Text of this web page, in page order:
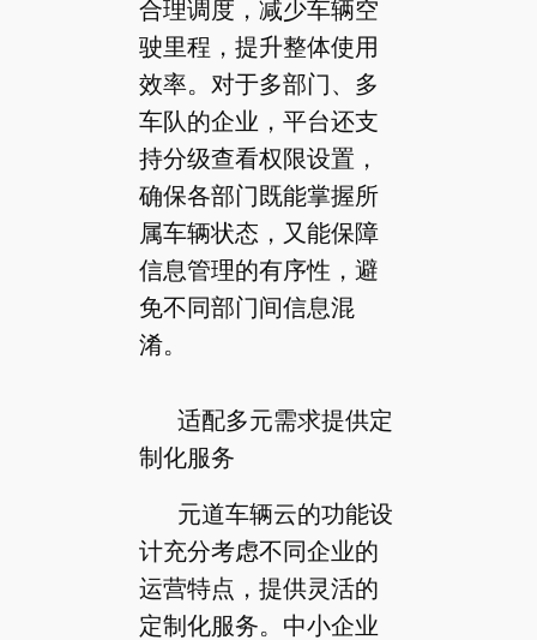
合理调度，减少车辆空
驶里程，提升整体使用
效率。对于多部门、多
车队的企业，平台还支
持分级查看权限设置，
确保各部门既能掌握所
属车辆状态，又能保障
信息管理的有序性，避
免不同部门间信息混
淆。
适配多元需求提供定
制化服务
元道车辆云的功能设
计充分考虑不同企业的
运营特点，提供灵活的
定制化服务。中小企业